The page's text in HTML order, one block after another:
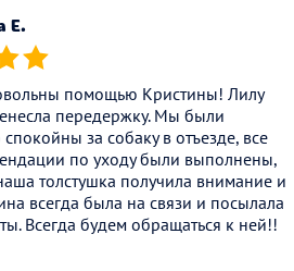
Е.
(*)
помощью Кристины! Лилу
передержку. Мы были
за собаку в отъезде, все
по уходу были выполнены,
толстушка получила внимание и
всегда была на связи и посылала
Всегда будем обращаться к ней!!